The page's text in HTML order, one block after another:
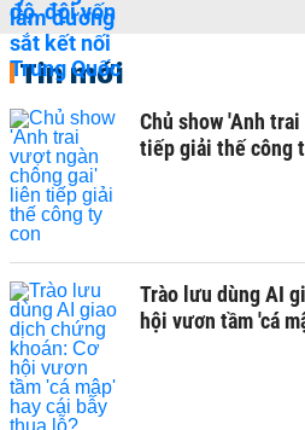
Tin mới
Chủ show 'Anh
tiếp giải thế công
Trào lưu dùng AI
hội vươn tầm 'cá